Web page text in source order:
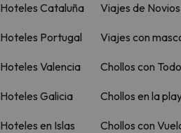
Hoteles Cataluña
Hoteles Portugal
Hoteles Valencia
Hoteles Galicia
Hoteles en Islas
Viajes de Novios
Viajes con
Chollos con
Chollos en la
Chollos con